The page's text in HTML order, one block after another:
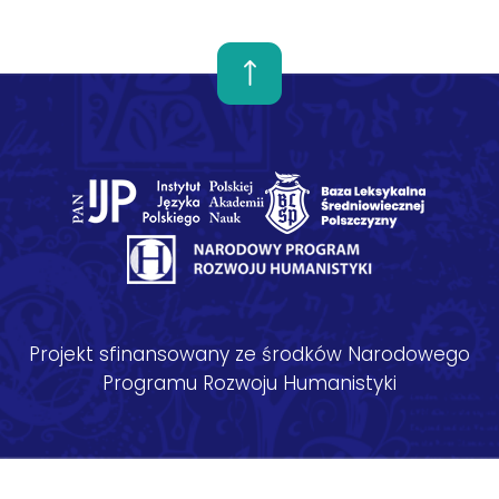
Projekt sfinansowany ze środków Narodowego
Programu Rozwoju Humanistyki